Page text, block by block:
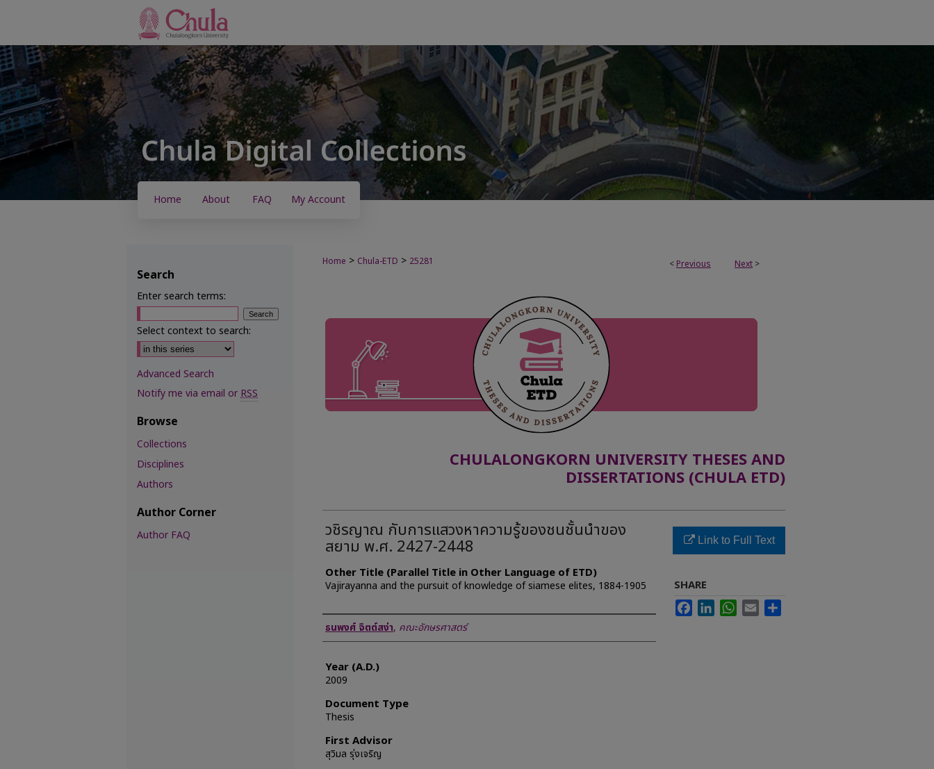
Home About FAQ My Account
< Previous Next >
Home > Chula-ETD > 25281
CHULALONGKORN UNIVERSITY THESES AND
DISSERTATIONS (CHULA ETD)
วชิรญาณ กับการแสวงหาความรู้ของชนชั้นนำของ
สยาม พ.ศ. 2427-2448
Other Title (Parallel Title in Other Language of ETD)
Vajirayanna and the pursuit of knowledge of siamese elites, 1884-1905
Author
ธนพงศ์ จิตต์สง่า, คณะอักษรศาสตร์
Year (A.D.)
2009
Document Type
Thesis
First Advisor
สุวิมล รุ่งเจริญ
Link to Full Text
SHARE
FacebookLinkedInWhatsApp
Email
Search
Enter search terms:
Select context to search:
Advanced Search
Notify me via email orRSS
Browse
Collections
Disciplines
Authors
Author Corner
Author FAQ